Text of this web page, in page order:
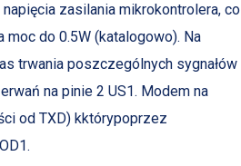
zasilania mikrokontrolera, co
do 0.5W (katalogowo). Na
trwania poszczególnych sygnałów
na pinie 2 US1. Modem na
od TXD) kktórypoprzez